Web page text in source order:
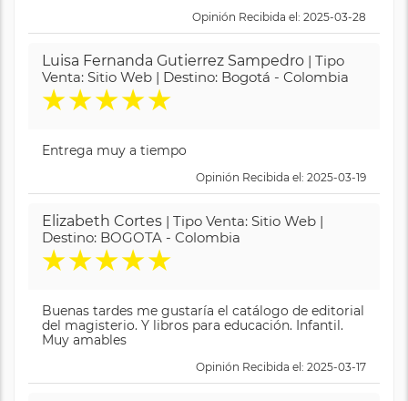
Opinión Recibida el: 2025-03-28
Luisa Fernanda Gutierrez Sampedro | Tipo
Venta: Sitio Web | Destino: Bogotá - Colombia
★★★★★
Entrega muy a tiempo
Opinión Recibida el: 2025-03-19
Elizabeth Cortes | Tipo Venta: Sitio Web |
Destino: BOGOTA - Colombia
★★★★★
Buenas tardes me gustaría el catálogo de editorial
del magisterio. Y libros para educación. Infantil.
Muy amables
Opinión Recibida el: 2025-03-17